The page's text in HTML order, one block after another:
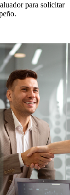
para solicitar